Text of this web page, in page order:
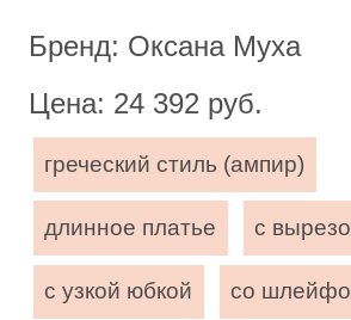
Бренд: Оксана Муха
Цена: 24 392 руб.
греческий стиль (ампир)
длинное платье с
с узкой юбкой со